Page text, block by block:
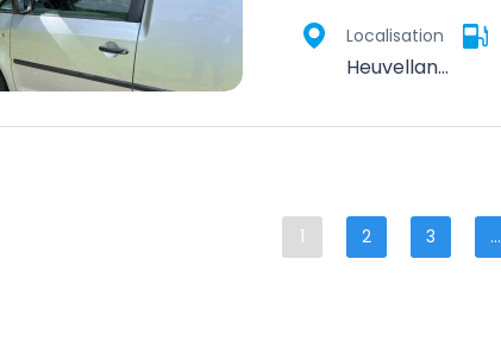
Localisation
Heuvelland, Ieper, West-Vlaanderen, Vlaanderen, België
1 2 3 ...